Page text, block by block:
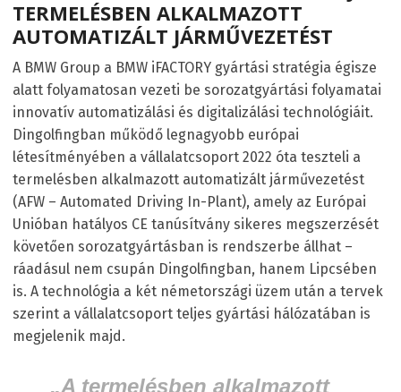
TERMELÉSBEN ALKALMAZOTT
AUTOMATIZÁLT JÁRMŰVEZETÉST
A BMW Group a BMW iFACTORY gyártási stratégia égisze
alatt folyamatosan vezeti be sorozatgyártási folyamatai
innovatív automatizálási és digitalizálási technológiáit.
Dingolfingban működő legnagyobb európai
létesítményében a vállalatcsoport 2022 óta teszteli a
termelésben alkalmazott automatizált járművezetést
(AFW – Automated Driving In-Plant), amely az Európai
Unióban hatályos CE tanúsítvány sikeres megszerzését
követően sorozatgyártásban is rendszerbe állhat –
ráadásul nem csupán Dingolfingban, hanem Lipcsében
is. A technológia a két németországi üzem után a tervek
szerint a vállalatcsoport teljes gyártási hálózatában is
megjelenik majd.
„A termelésben alkalmazott